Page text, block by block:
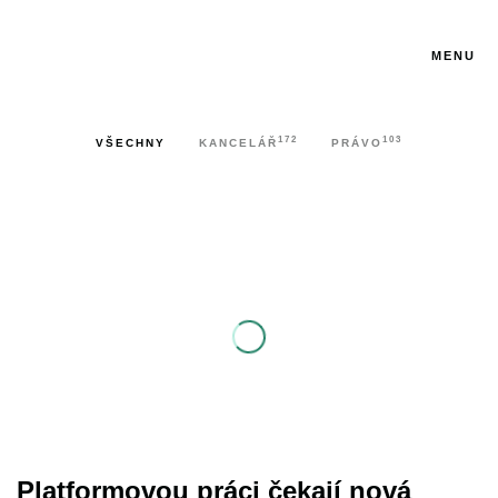
MENU
VŠECHNY KANCELÁŘ 172 PRÁVO 103
Platformovou práci čekají nová